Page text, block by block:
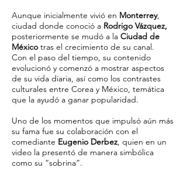
Aunque inicialmente vivió en Monterrey,
ciudad donde conoció a Rodrigo Vázquez,
posteriormente se mudó a la Ciudad de
México tras el crecimiento de su canal.
Con el paso del tiempo, su contenido
evolucionó y comenzó a mostrar aspectos
de su vida diaria, así como los contrastes
culturales entre Corea y México, temática
que la ayudó a ganar popularidad.
Uno de los momentos que impulsó aún más
su fama fue su colaboración con el
comediante Eugenio Derbez, quien en un
video la presentó de manera simbólica
como su “sobrina”.